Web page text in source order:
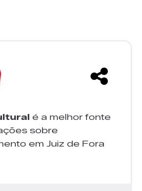
é a melhor fonte
sobre
em Juiz de Fora